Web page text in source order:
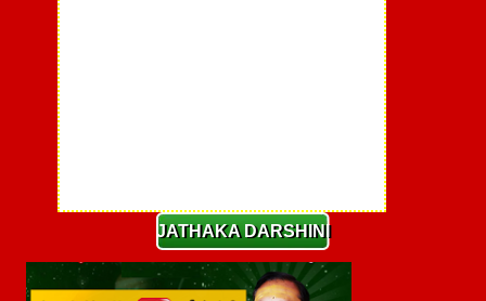
JATHAKA DARSHINI